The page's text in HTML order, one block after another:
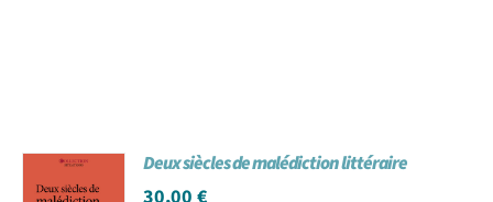
Deux siècles de malédiction littéraire